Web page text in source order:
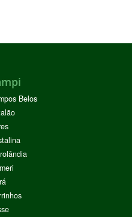
Belos